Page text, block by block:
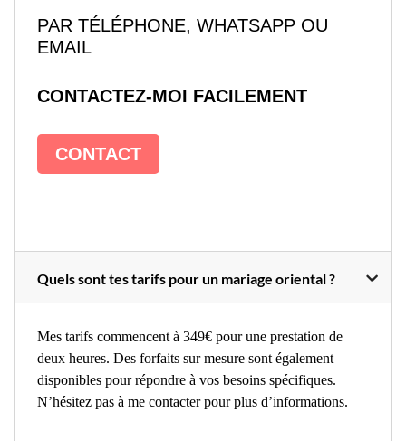
PAR TÉLÉPHONE, WHATSAPP OU
EMAIL
CONTACTEZ-MOI FACILEMENT
CONTACT
Quels sont tes tarifs pour un mariage oriental ?
Mes tarifs commencent à 349€ pour une prestation de
deux heures. Des forfaits sur mesure sont également
disponibles pour répondre à vos besoins spécifiques.
N’hésitez pas à me contacter pour plus d’informations.